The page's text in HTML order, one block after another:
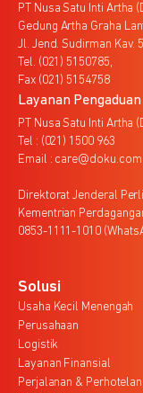
PT Nusa Satu Inti Artha
Gedung Artha Graha
Jl. Jend. Sudirman Kav.
Tel. (021) 5150785,
Fax (021) 5154758
Layanan
PT Nusa Satu Inti Artha
Tel : (021) 1500 963
Email : care@doku.com
Direktorat Jenderal
Kementrian
0853-1111-1010
Solusi
Usaha Kecil Menengah
Perusahaan
Logistik
Layanan Finansial
Perjalanan & Perhotelan